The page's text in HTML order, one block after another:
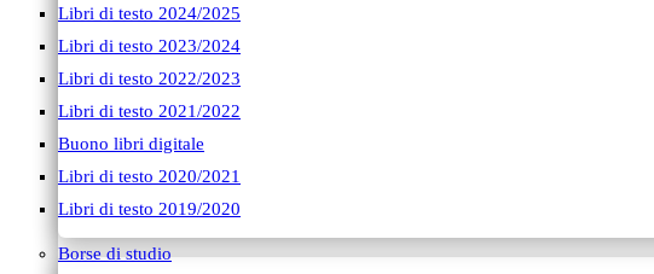
Libri di testo 2024/2025
Libri di testo 2023/2024
Libri di testo 2022/2023
Libri di testo 2021/2022
Buono libri digitale
Libri di testo 2020/2021
Libri di testo 2019/2020
Borse di studio